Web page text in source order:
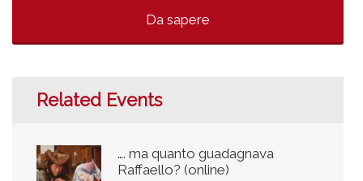
Da sapere
Related Events
…. ma quanto guadagnava
Raffaello? (online)